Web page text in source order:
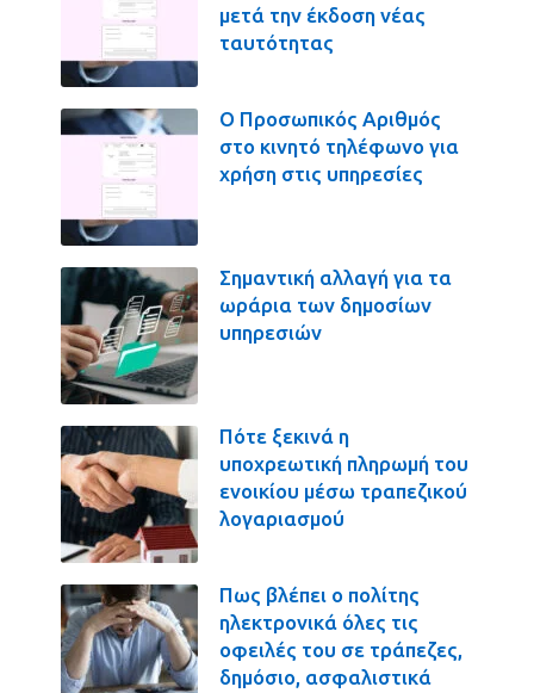
μετά την έκδοση νέας
ταυτότητας
Ο Προσωπικός Αριθμός
στο κινητό τηλέφωνο για
χρήση στις υπηρεσίες
Σημαντική αλλαγή για τα
ωράρια των δημοσίων
υπηρεσιών
Πότε ξεκινά η
υποχρεωτική πληρωμή του
ενοικίου μέσω τραπεζικού
λογαριασμού
Πως βλέπει ο πολίτης
ηλεκτρονικά όλες τις
οφειλές του σε τράπεζες,
δημόσιο, ασφαλιστικά